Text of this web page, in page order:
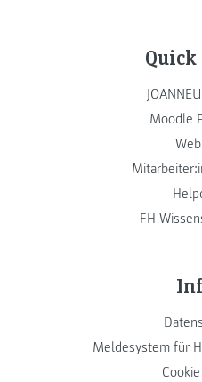
Moodle
FH
Meldesystem für